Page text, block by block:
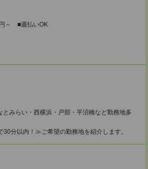
～ ■週払いOK
とみらい・西横浜・戸部・平沼橋など勤務地多
分以内！≫ご希望の勤務地を紹介します。